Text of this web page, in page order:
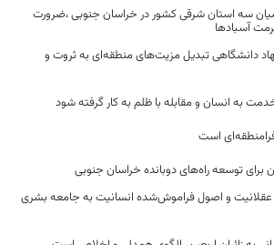
میان سه استان شرقی کشور در خراسان جنوبی ،ضرورت
آسبادها
دانشگاهی تبدیل مزیت‌های منطقه‌ای به ثروت و
به انسان و مقابله با ظلم به کار گرفته شود
است
عقلانیت و اصول فراموش‌شده انسانیت به جامعه بشری